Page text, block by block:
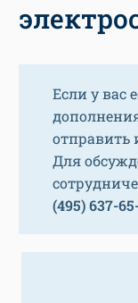
Если у вас
отправить
Для
(495) 637-